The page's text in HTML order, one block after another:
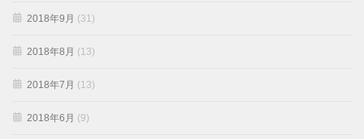
2018年9月 (31)
2018年8月 (13)
2018年7月 (13)
2018年6月 (9)